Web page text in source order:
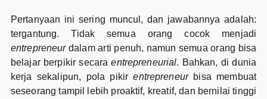
Pertanyaan ini sering muncul, dan jawabannya adalah:
tergantung. Tidak semua orang cocok menjadi
entrepreneurdalam arti penuh, namun semua orang bisa
belajar berpikir secaraentrepreneurial. Bahkan, di dunia
kerja sekalipun, pola pikirentrepreneur bisa membuat
seseorang tampil lebih proaktif, kreatif, dan bernilai tinggi